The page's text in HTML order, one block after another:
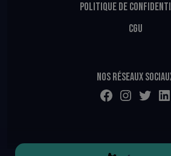
POLITIQUE DE
CGU
Nos réseaux
Facebook Instagram Twitter LinkedIn